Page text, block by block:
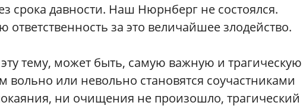
срока давности. Наш Нюрнберг не состоялся.
ответственность за это величайшее злодейство.
эту тему, может быть, самую важную и трагическую
вольно или невольно становятся соучастниками
ни очищения не произошло, трагический